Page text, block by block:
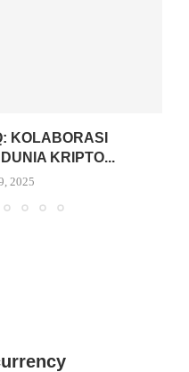
KOLABORASI
KRIPTO...
2025